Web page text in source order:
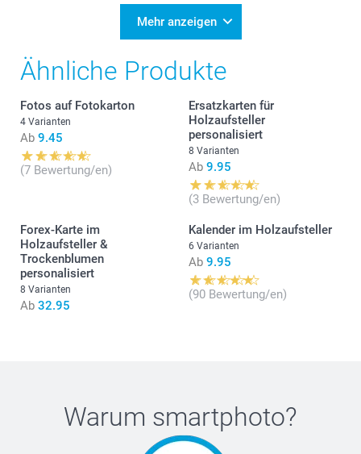
Mehr anzeigen
Ähnliche Produkte
Fotos auf Fotokarton
4 Varianten
Ab 9.45
(7 Bewertung/en)
Ersatzkarten für
Holzaufsteller
personalisiert
8 Varianten
Ab 9.95
(3 Bewertung/en)
Forex-Karte im
Holzaufsteller &
Trockenblumen
personalisiert
8 Varianten
Ab 32.95
Kalender im Holzaufsteller
6 Varianten
Ab 9.95
(90 Bewertung/en)
Warum smartphoto?